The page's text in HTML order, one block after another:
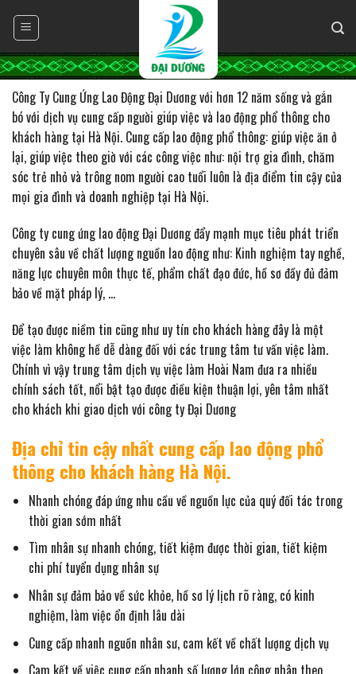
content
Công Ty Cung Ứng Lao Động Đại Dương
Công Ty Cung Ứng Lao Động Đại Dương với hơn 12 năm sống và gắn
bó với dịch vụ cung cấp người giúp việc và lao động phổ thông cho
khách hàng tại Hà Nội. Cung cấp lao động phổ thông: giúp việc ăn ở
lại, giúp việc theo giờ với các công việc như: nội trợ gia đình, chăm
sóc trẻ nhỏ và trông nom người cao tuổi luôn là địa điểm tin cậy của
mọi gia đình và doanh nghiệp tại Hà Nội.
Công ty cung ứng lao động Đại Dương đẩy mạnh mục tiêu phát triển
chuyên sâu về chất lượng nguồn lao động như: Kinh nghiệm tay nghề,
năng lực chuyên môn thực tế, phẩm chất đạo đức, hồ sơ đầy đủ đảm
bảo về mặt pháp lý, …
Để tạo được niềm tin cũng như uy tín cho khách hàng đây là một
việc làm không hề dễ dàng đối với các trung tâm tư vấn việc làm.
Chính vì vậy trung tâm dịch vụ việc làm Hoài Nam đưa ra nhiều
chính sách tốt, nổi bật tạo được điều kiện thuận lợi, yên tâm nhất
cho khách khi giao dịch với công ty Đại Dương
Địa chỉ tin cậy nhất cung cấp lao động phổ
thông cho khách hàng Hà Nội.
Nhanh chóng đáp ứng nhu cầu về nguồn lực của quý đối tác trong
thời gian sớm nhất
Tìm nhân sự nhanh chóng, tiết kiệm được thời gian, tiết kiệm
chi phí tuyển dụng nhân sự
Nhân sự đảm bảo về sức khỏe, hồ sơ lý lịch rõ ràng, có kinh
nghiệm, làm việc ổn định lâu dài
Cung cấp nhanh nguồn nhân sư, cam kết về chất lượng dịch vụ
Cam kết về việc cung cấp nhanh số lượng lớn công nhân theo